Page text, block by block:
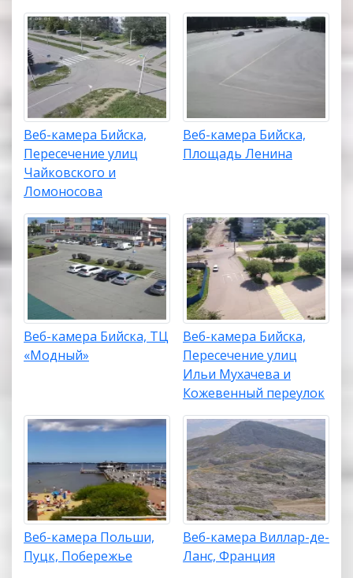
Веб-камера Бийска,
Пересечение улиц
Чайковского и
Ломоносова
Веб-камера Бийска,
Площадь Ленина
Веб-камера Бийска, ТЦ
«Модный»
Веб-камера Бийска,
Пересечение улиц
Ильи Мухачева и
Кожевенный переулок
Веб-камера Польши,
Пуцк, Побережье
Веб-камера Виллар-де-
Ланс, Франция